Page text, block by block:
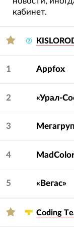
кабинет.
1 Appfox
2 «Урал-
3
4
5 «Вегас»
Сoding